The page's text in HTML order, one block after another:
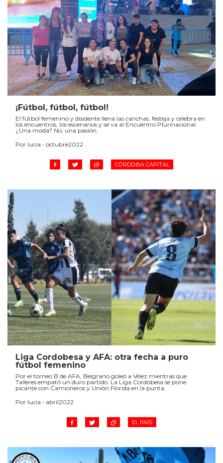
¡Fútbol, fútbol, fútbol!
El fútbol femenino y disidente llena las canchas, festeja y celebra en
los encuentros, los escenarios y se va al Encuentro Plurinacional.
¿Una moda? No, una pasión.
Por lucia • octubre2022
CÓRDOBA CAPITAL
Liga Cordobesa y AFA: otra fecha a puro
fútbol femenino
Por el torneo B de AFA, Belgrano goleó a Vélez mientras que
Talleres empató un duro partido. La Liga Cordobesa se pone
picante con Camioneros y Unión Florida en la punta.
Por lucia • abril2022
EL PAÍS